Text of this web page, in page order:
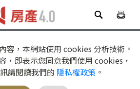
容，本網站使用 cookies 分析技術。
，即表示您同意我們使用 cookies，
請閱讀我們的 隱私權政策 。